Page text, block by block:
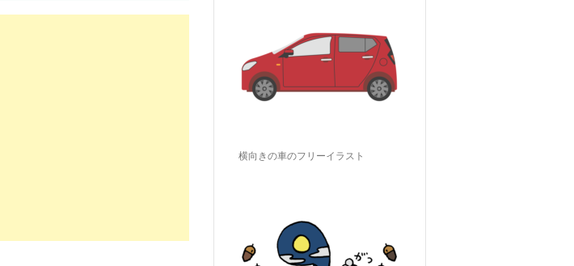
横向きの車のフリーイラスト